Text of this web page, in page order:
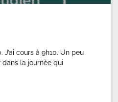
J’ai cours à 9h10. Un peu
dans la journée qui